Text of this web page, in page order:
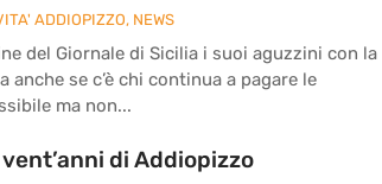
ADDIOPIZZO, NEWS
del Giornale di Sicilia i suoi aguzzini con la
anche se c’è chi continua a pagare le
ma non...
di Addiopizzo